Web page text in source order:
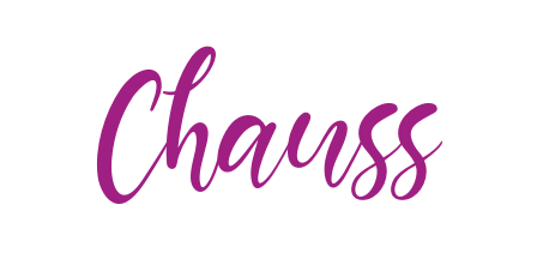
Chauss